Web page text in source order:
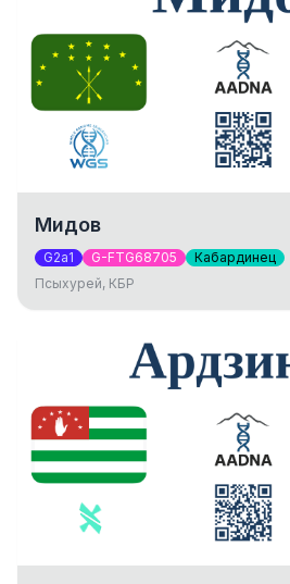
Мидов
G2a1 G-FTG68705 Кабардинец
Псыхурей, КБР